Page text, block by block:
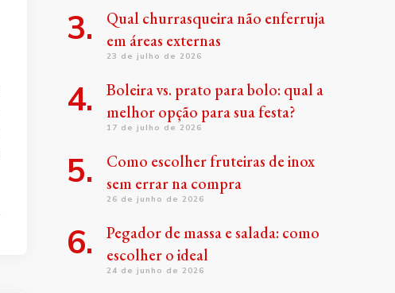
Qual churrasqueira não enferruja
em áreas externas
23 de julho de 2026
Boleira vs. prato para bolo: qual a
melhor opção para sua festa?
17 de julho de 2026
Como escolher fruteiras de inox
sem errar na compra
26 de junho de 2026
Pegador de massa e salada: como
escolher o ideal
24 de junho de 2026